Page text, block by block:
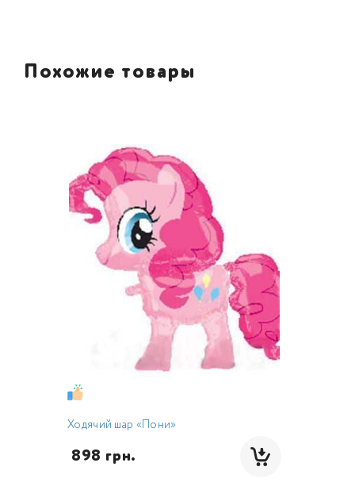
Похожие товары
Ходячий шар «Пони»
898 грн.